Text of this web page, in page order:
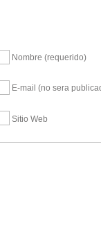
Nombre (requerido)
E-mail (no sera
Sitio Web